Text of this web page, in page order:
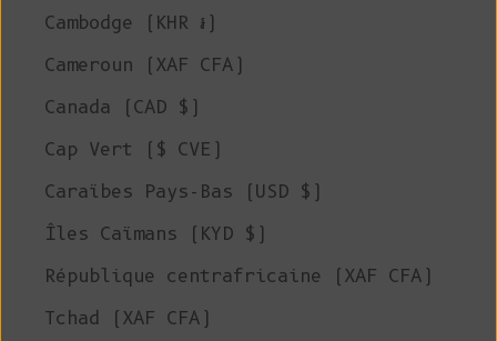
Cambodge (KHR ៛)
Cameroun (XAF CFA)
Canada (CAD $)
Cap Vert ($ CVE)
Caraïbes Pays-Bas (USD $)
Îles Caïmans (KYD $)
République centrafricaine (XAF CFA)
Tchad (XAF CFA)